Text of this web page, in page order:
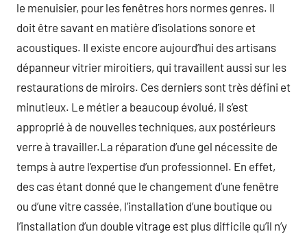
le menuisier, pour les fenêtres hors normes genres. Il
doit être savant en matière d’isolations sonore et
acoustiques. Il existe encore aujourd’hui des artisans
dépanneur vitrier miroitiers, qui travaillent aussi sur les
restaurations de miroirs. Ces derniers sont très défini et
minutieux. Le métier a beaucoup évolué, il s’est
approprié à de nouvelles techniques, aux postérieurs
verre à travailler.La réparation d’une gel nécessite de
temps à autre l’expertise d’un professionnel. En effet,
des cas étant donné que le changement d’une fenêtre
ou d’une vitre cassée, l’installation d’une boutique ou
l’installation d’un double vitrage est plus difficile qu’il n’y